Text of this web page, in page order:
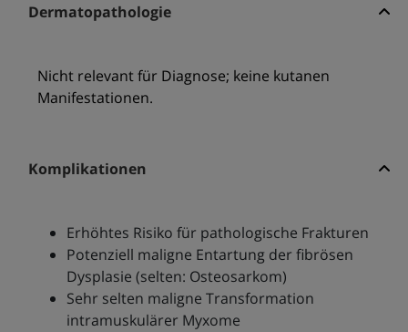
Dermatopathologie
Nicht relevant für Diagnose; keine kutanen
Manifestationen.
Komplikationen
Erhöhtes Risiko für pathologische Frakturen
Potenziell maligne Entartung der fibrösen
Dysplasie (selten: Osteosarkom)
Sehr selten maligne Transformation
intramuskulärer Myxome